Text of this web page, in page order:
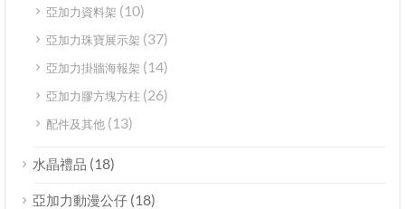
亞加力資料架 (10)
亞加力珠寶展示架 (37)
亞加力掛牆海報架 (14)
亞加力膠方塊方柱 (26)
配件及其他 (13)
水晶禮品 (18)
亞加力動漫公仔 (18)